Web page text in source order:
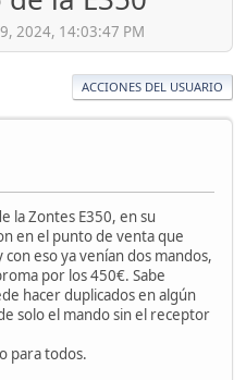
2024, 14:03:47 PM
ACCIONES DEL USUARIO
la Zontes E350, en su
en el punto de venta que
eso ya venían dos mandos,
por los 450€. Sabe
hacer duplicados en algún
solo el mando sin el receptor
para todos.